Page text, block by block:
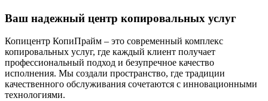
Ваш надежный центр копировальных услуг
Копицентр КопиПрайм – это современный комплекс
копировальных услуг, где каждый клиент получает
профессиональный подход и безупречное качество
исполнения. Мы создали пространство, где традиции
качественного обслуживания сочетаются с инновационными
технологиями.